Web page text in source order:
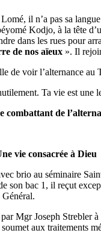
il n’a pas sa
Kodjo, à la tête
dans les rues pour
de nos aïeux ». Il
de voir l’alternance
Ta vie est une
combattant de
vie consacrée à Dieu
brio au séminaire
son bac 1, il reçut
Mgr Joseph Strebler
aux traitements